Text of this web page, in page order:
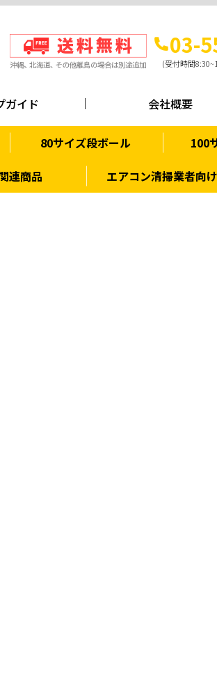
03-
(受付時間
ガイド 会社概要
80サイズ段ボール 100
連商品
エアコン清掃業者向け